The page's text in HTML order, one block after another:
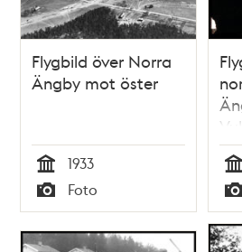
Flygbild över Norra
Ängby mot öster
Tid
1933
Typ
Foto Tid
Typ